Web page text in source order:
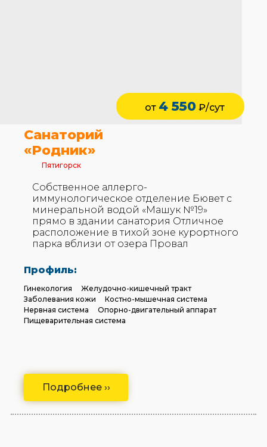
Подробнее ››
Санаторий
«Родник»
Пятигорск
Собственное аллерго-
иммунологическое отделение Бювет с
минеральной водой «Машук №19»
прямо в здании санатория Отличное
расположение в тихой зоне курортного
парка вблизи от озера Провал
Профиль:
Гинекология
Желудочно-кишечный тракт
Заболевания кожи
Костно-мышечная система
Нервная система
Опорно-двигательный аппарат
Пищеварительная система
от 4 550 ₽/сут